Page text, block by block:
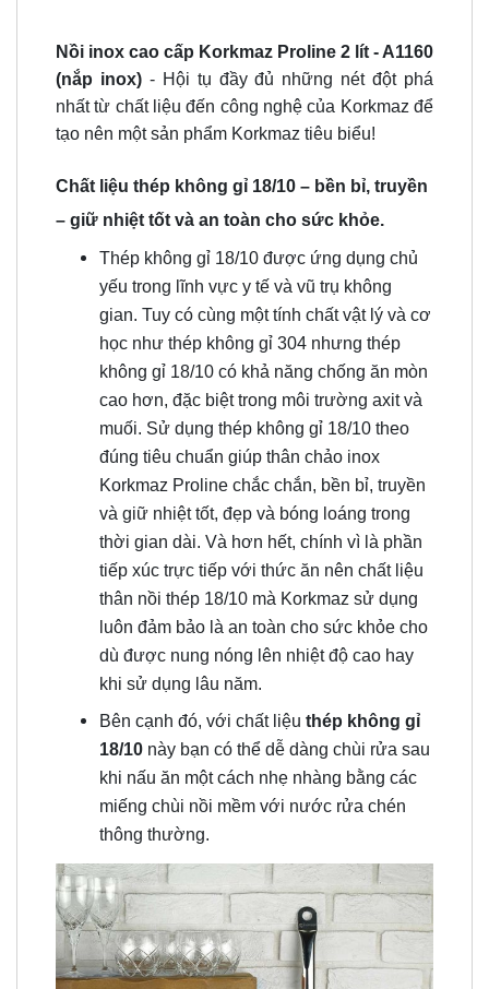
Nồi inox cao cấp Korkmaz Proline 2 lít - A1160
(nắp inox)- Hội tụ đầy đủ những nét đột phá
nhất từ chất liệu đến công nghệ của Korkmaz để
tạo nên một sản phẩm Korkmaz tiêu biểu!
Chất liệu thép không gỉ 18/10 – bền bỉ, truyền
– giữ nhiệt tốt và an toàn cho sức khỏe.
Thép không gỉ 18/10 được ứng dụng chủ
yếu trong lĩnh vực y tế và vũ trụ không
gian. Tuy có cùng một tính chất vật lý và cơ
học như thép không gỉ 304 nhưng thép
không gỉ 18/10 có khả năng chống ăn mòn
cao hơn, đặc biệt trong môi trường axit và
muối. Sử dụng thép không gỉ 18/10 theo
đúng tiêu chuẩn giúp thân chảo inox
Korkmaz Proline chắc chắn, bền bỉ, truyền
và giữ nhiệt tốt, đẹp và bóng loáng trong
thời gian dài. Và hơn hết, chính vì là phần
tiếp xúc trực tiếp với thức ăn nên chất liệu
thân nồi thép 18/10 mà Korkmaz sử dụng
luôn đảm bảo là an toàn cho sức khỏe cho
dù được nung nóng lên nhiệt độ cao hay
khi sử dụng lâu năm.
Bên cạnh đó, với chất liệu thép không gỉ
18/10 này bạn có thể dễ dàng chùi rửa sau
khi nấu ăn một cách nhẹ nhàng bằng các
miếng chùi nồi mềm với nước rửa chén
thông thường.